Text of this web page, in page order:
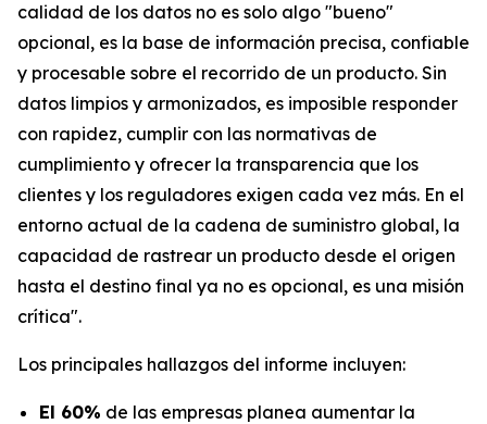
calidad de los datos no es solo algo "bueno"
opcional, es la base de información precisa, confiable
y procesable sobre el recorrido de un producto. Sin
datos limpios y armonizados, es imposible responder
con rapidez, cumplir con las normativas de
cumplimiento y ofrecer la transparencia que los
clientes y los reguladores exigen cada vez más. En el
entorno actual de la cadena de suministro global, la
capacidad de rastrear un producto desde el origen
hasta el destino final ya no es opcional, es una misión
crítica".
Los principales hallazgos del informe incluyen:
El 60% de las empresas planea aumentar la